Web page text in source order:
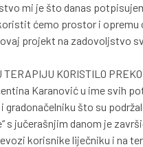
mi je što danas
ćemo prostor i opremu
projekt na zadovoljstvo
KORISTILO
Karanović u ime svih
gradonačelniku što su
s jučerašnjim danom je
korisnike liječniku i na